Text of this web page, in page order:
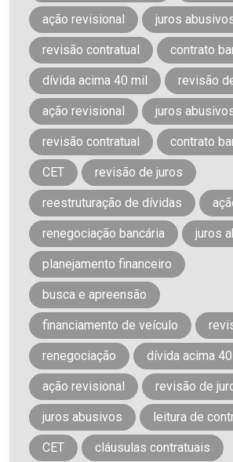
ação revisional juros
revisão contratual contrato
dívida acima 40 mil revisão
ação revisional juros
revisão contratual contrato
CET revisão de juros
reestruturação de dívidas
renegociação bancária juros
planejamento financeiro
busca e apreensão
financiamento de veículo
renegociação dívida acima 40
ação revisional revisão de
juros abusivos leitura de
CET cláusulas contratuais